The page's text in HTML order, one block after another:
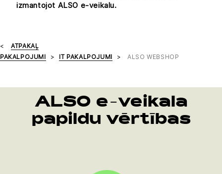
izmantojot ALSO e-veikalu.
ATPAKAĻ
PAKALPOJUMI
IT PAKALPOJUMI ALSO WEBSHOP
ALSO e-veikala
papildu vērtības